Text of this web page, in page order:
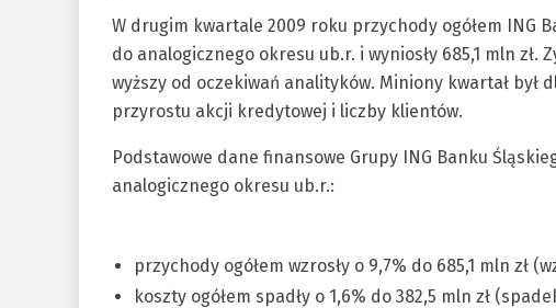
W drugim kwartale 2009 roku przychody ogółem ING
do analogicznego okresu ub.r. i wyniosły 685,1 mln zł.
wyższy od oczekiwań analityków. Miniony kwartał był
przyrostu akcji kredytowej i liczby klientów.
Podstawowe dane finansowe Grupy ING Banku
analogicznego okresu ub.r.:
przychody ogółem wzrosły o 9,7% do 685,1 mln zł
koszty ogółem spadły o 1,6% do 382,5 mln zł